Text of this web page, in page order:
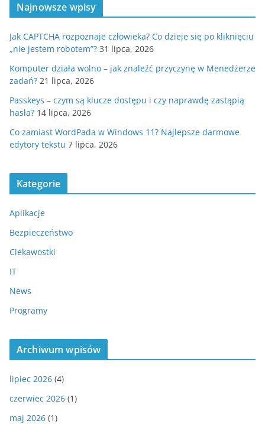
Najnowsze wpisy
Jak CAPTCHA rozpoznaje człowieka? Co dzieje się po kliknięciu
„nie jestem robotem”? 31 lipca, 2026
Komputer działa wolno – jak znaleźć przyczynę w Menedżerze
zadań? 21 lipca, 2026
Passkeys – czym są klucze dostępu i czy naprawdę zastąpią
hasła? 14 lipca, 2026
Co zamiast WordPada w Windows 11? Najlepsze darmowe
edytory tekstu 7 lipca, 2026
Kategorie
Aplikacje
Bezpieczeństwo
Ciekawostki
IT
News
Programy
Archiwum wpisów
lipiec 2026 (4)
czerwiec 2026 (1)
maj 2026 (1)